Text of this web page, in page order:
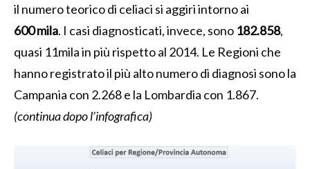
il numero teorico di celiaci si aggiri intorno ai
600 mila. I casi diagnosticati, invece, sono 182.858,
quasi 11mila in più rispetto al 2014. Le Regioni che
hanno registrato il più alto numero di diagnosi sono la
Campania con 2.268 e la Lombardia con 1.867.
(continua dopo l’infografica)